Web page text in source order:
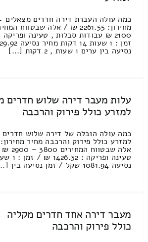
כמה עולה העברת דירה חדרים מצאלים
נסיעה בין ערים 1 שעות , 2 דקות [...]
עלות מעבר דירה שלוש חדרים
למזרע כולל פירוק והרכבה
כמה עולה הובלה של דירה שלוש חדרים
אלה
נסיעה 1081.94 שקל / זמן נסיעה בין [...]
מעבר דירה אחד חדרים
כולל פירוק והרכבה